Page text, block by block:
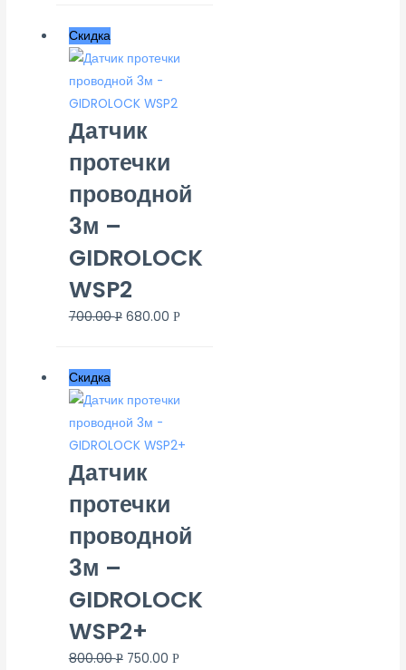
Скидка
Датчик
протечки
проводной
3м –
GIDROLOCK
WSP2
700.00Р 680.00 Р
Скидка
Датчик
протечки
проводной
3м –
GIDROLOCK
WSP2+
800.00Р 750.00 Р